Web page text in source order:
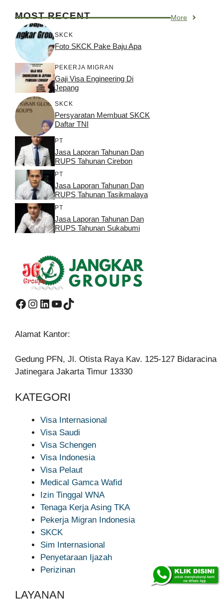
MOST RECENT More
SKCK
Foto SKCK Pake Baju Apa
PEKERJA MIGRAN
Gaji Visa Engineering Di
Jepang
SKCK
Persyaratan Membuat SKCK
Daftar TNI
PT
Jasa Laporan Tahunan Dan
RUPS Tahunan Cirebon
PT
Jasa Laporan Tahunan Dan
RUPS Tahunan Tasikmalaya
PT
Jasa Laporan Tahunan Dan
RUPS Tahunan Sukabumi
Facebook
Instagram
LinkedIn
YouTube
TikTok
Alamat Kantor:
Gedung PFN, Jl. Otista Raya Kav. 125-127 Bidaracina
Jatinegara Jakarta Timur 13330
KATEGORI
Visa Internasional
Visa Saudi
Visa Schengen
Visa Indonesia
Visa Pelaut
Medical Gamca Wafid
Izin Tinggal WNA
Tenaga Kerja Asing TKA
Pekerja Migran Indonesia
SKCK
Sim Internasional
Penyetaraan Ijazah
Perizinan
LAYANAN